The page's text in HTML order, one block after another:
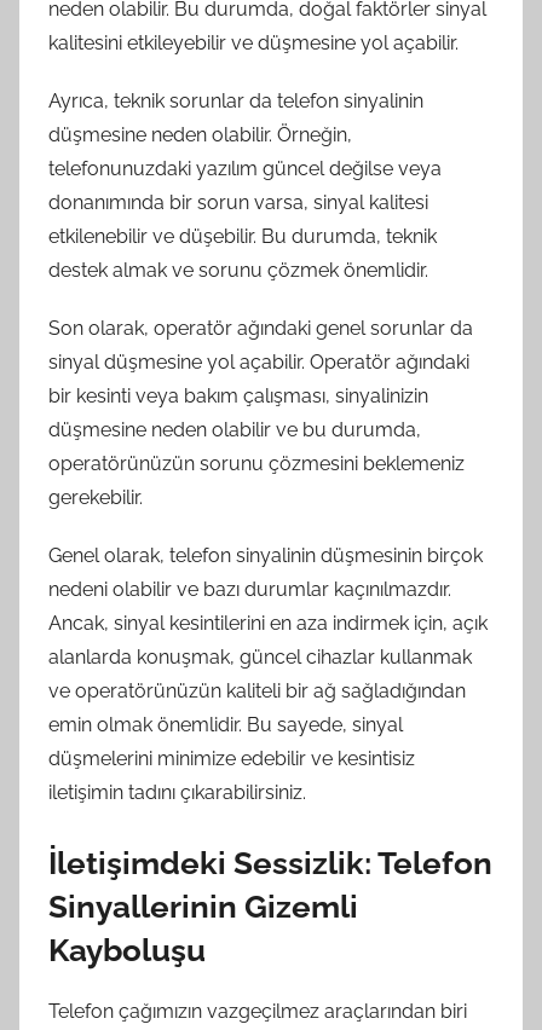
neden olabilir. Bu durumda, doğal faktörler sinyal
kalitesini etkileyebilir ve düşmesine yol açabilir.
Ayrıca, teknik sorunlar da telefon sinyalinin
düşmesine neden olabilir. Örneğin,
telefonunuzdaki yazılım güncel değilse veya
donanımında bir sorun varsa, sinyal kalitesi
etkilenebilir ve düşebilir. Bu durumda, teknik
destek almak ve sorunu çözmek önemlidir.
Son olarak, operatör ağındaki genel sorunlar da
sinyal düşmesine yol açabilir. Operatör ağındaki
bir kesinti veya bakım çalışması, sinyalinizin
düşmesine neden olabilir ve bu durumda,
operatörünüzün sorunu çözmesini beklemeniz
gerekebilir.
Genel olarak, telefon sinyalinin düşmesinin birçok
nedeni olabilir ve bazı durumlar kaçınılmazdır.
Ancak, sinyal kesintilerini en aza indirmek için, açık
alanlarda konuşmak, güncel cihazlar kullanmak
ve operatörünüzün kaliteli bir ağ sağladığından
emin olmak önemlidir. Bu sayede, sinyal
düşmelerini minimize edebilir ve kesintisiz
iletişimin tadını çıkarabilirsiniz.
İletişimdeki Sessizlik: Telefon
Sinyallerinin Gizemli
Kayboluşu
Telefon çağımızın vazgeçilmez araçlarından biri